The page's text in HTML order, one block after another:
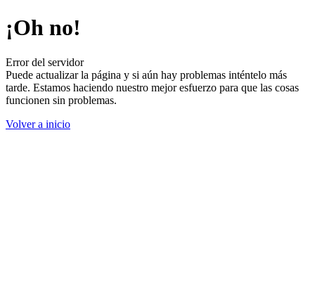
¡Oh no!
Error del servidor
Puede actualizar la página y si aún hay problemas inténtelo más
tarde. Estamos haciendo nuestro mejor esfuerzo para que las cosas
funcionen sin problemas.
Volver a inicio